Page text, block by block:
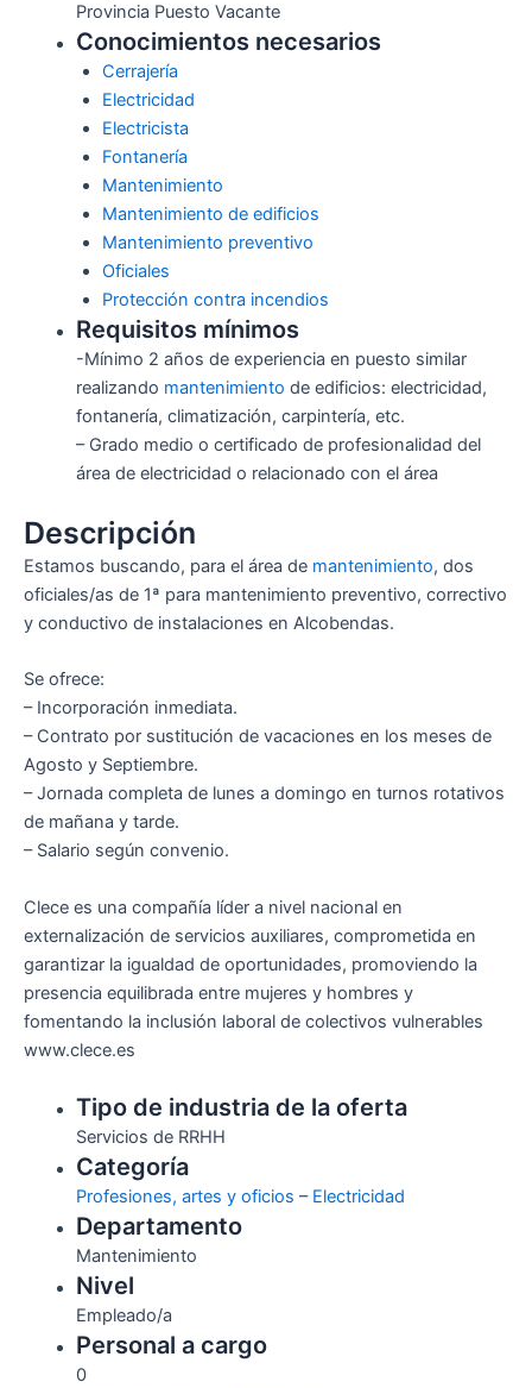
Provincia Puesto Vacante
Conocimientos necesarios
Cerrajería
Electricidad
Electricista
Fontanería
Mantenimiento
Mantenimiento de edificios
Mantenimiento preventivo
Oficiales
Protección contra incendios
Requisitos mínimos
-Mínimo 2 años de experiencia en puesto similar
realizando mantenimiento de edificios: electricidad,
fontanería, climatización, carpintería, etc.
– Grado medio o certificado de profesionalidad del
área de electricidad o relacionado con el área
Descripción
Estamos buscando, para el área de mantenimiento, dos
oficiales/as de 1ª para mantenimiento preventivo, correctivo
y conductivo de instalaciones en Alcobendas.
Se ofrece:
– Incorporación inmediata.
– Contrato por sustitución de vacaciones en los meses de
Agosto y Septiembre.
– Jornada completa de lunes a domingo en turnos rotativos
de mañana y tarde.
– Salario según convenio.
Clece es una compañía líder a nivel nacional en
externalización de servicios auxiliares, comprometida en
garantizar la igualdad de oportunidades, promoviendo la
presencia equilibrada entre mujeres y hombres y
fomentando la inclusión laboral de colectivos vulnerables
www.clece.es
Tipo de industria de la oferta
Servicios de RRHH
Categoría
Profesiones, artes y oficios – Electricidad
Departamento
Mantenimiento
Nivel
Empleado/a
Personal a cargo
0